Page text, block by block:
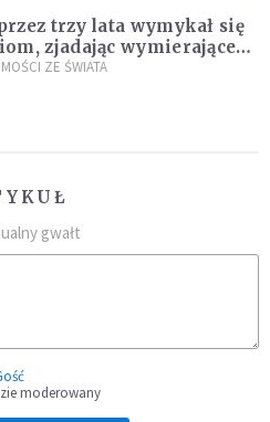
trzy lata wymykał się
zjadając wymierające
W końcu popełnił
ZE ŚWIATA
gwałt
moderowany